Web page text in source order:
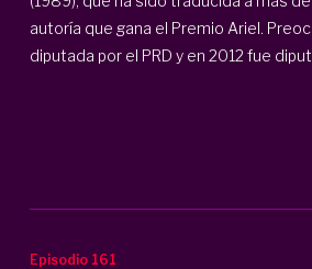
autoría que gana el Premio Ariel.
diputada por el PRD y en 2012 fue
Episodio 161